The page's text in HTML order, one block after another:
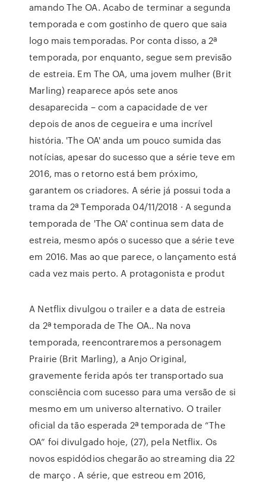
amando The OA. Acabo de terminar a segunda
temporada e com gostinho de quero que saia
logo mais temporadas. Por conta disso, a 2ª
temporada, por enquanto, segue sem previsão
de estreia. Em The OA, uma jovem mulher (Brit
Marling) reaparece após sete anos
desaparecida – com a capacidade de ver
depois de anos de cegueira e uma incrível
história. 'The OA' anda um pouco sumida das
notícias, apesar do sucesso que a série teve em
2016, mas o retorno está bem próximo,
garantem os criadores. A série já possui toda a
trama da 2ª Temporada 04/11/2018 · A segunda
temporada de 'The OA' continua sem data de
estreia, mesmo após o sucesso que a série teve
em 2016. Mas ao que parece, o lançamento está
cada vez mais perto. A protagonista e produt
A Netflix divulgou o trailer e a data de estreia
da 2ª temporada de The OA.. Na nova
temporada, reencontraremos a personagem
Prairie (Brit Marling), a Anjo Original,
gravemente ferida após ter transportado sua
consciência com sucesso para uma versão de si
mesmo em um universo alternativo. O trailer
oficial da tão esperada 2ª temporada de “The
OA” foi divulgado hoje, (27), pela Netflix. Os
novos espidódios chegarão ao streaming dia 22
de março . A série, que estreou em 2016,